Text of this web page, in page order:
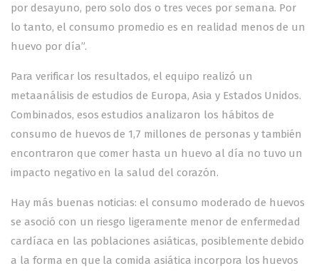
por desayuno, pero solo dos o tres veces por semana. Por
lo tanto, el consumo promedio es en realidad menos de un
huevo por día”.
Para verificar los resultados, el equipo realizó un
metaanálisis de estudios de Europa, Asia y Estados Unidos.
Combinados, esos estudios analizaron los hábitos de
consumo de huevos de 1,7 millones de personas y también
encontraron que comer hasta un huevo al día no tuvo un
impacto negativo en la salud del corazón.
Hay más buenas noticias: el consumo moderado de huevos
se asoció con un riesgo ligeramente menor de enfermedad
cardíaca en las poblaciones asiáticas, posiblemente debido
a la forma en que la comida asiática incorpora los huevos